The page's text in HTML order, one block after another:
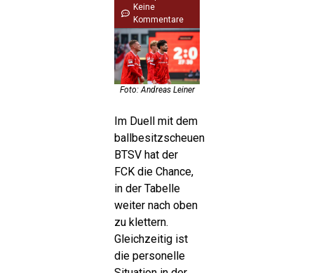
Keine
Kommentare
Foto: Andreas Leiner
Im Duell mit dem
ballbesitzscheuen
BTSV hat der
FCK die Chance,
in der Tabelle
weiter nach oben
zu klettern.
Gleichzeitig ist
die personelle